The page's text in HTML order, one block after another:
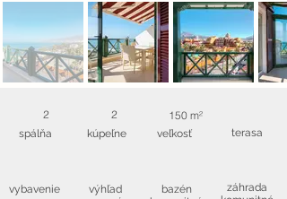
2
spálňa
2
kúpeľne
150 m²
veľkosť
vybavenie
výhľad
bazén
terasa
záhrada